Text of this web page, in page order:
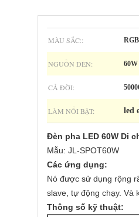
MÀU SẮC:: RGB
NGUỒN ĐÈN: 60W
CẢ ĐỜI:
LÀM NỔI BẬT: led
Đèn pha LED 60W Di
Mẫu: JL-SPOT60W
Các ứng dụng:
Nó được sử dụng rộng
slave, tự động chạy. Và
Thông số kỹ thuật: